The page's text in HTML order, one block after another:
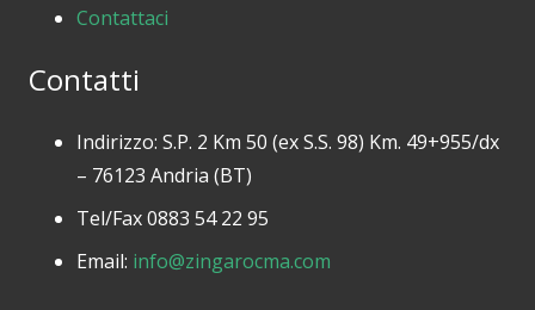
Contattaci
Contatti
Indirizzo: S.P. 2 Km 50 (ex S.S. 98) Km. 49+955/dx
– 76123 Andria (BT)
Tel/Fax 0883 54 22 95
Email: info@zingarocma.com